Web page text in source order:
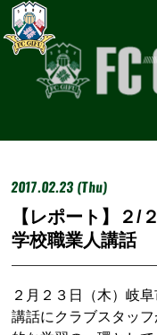
2017.02.23 (Thu)
【レポート】２/
学校職業人講話
２月２３日（木）岐
講話にクラブスタッ